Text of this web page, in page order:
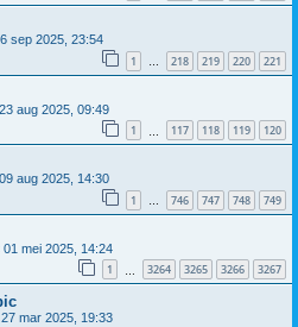
sep 2025, 23:54
1 … 218 219 220 221
23 aug 2025, 09:49
1 117 118 119 120
09 aug 2025, 14:30
1 … 746 747 748 749
01 mei 2025, 14:24
1 3264 3265 3266 3267
27 mar 2025, 19:33